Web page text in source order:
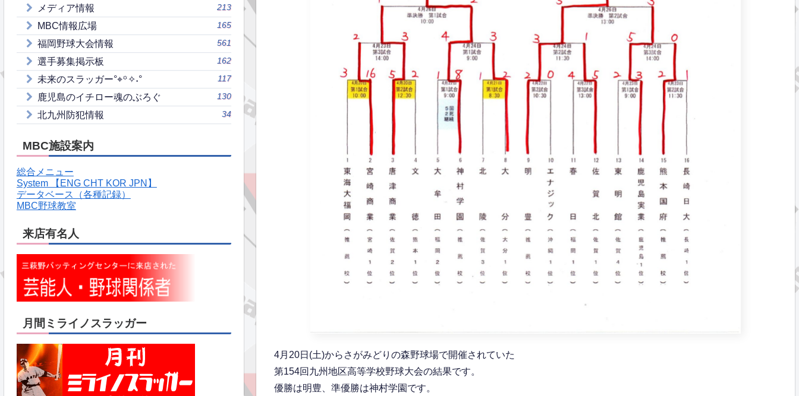
4月20日(土)からさがみどりの森野球場で開催されていた
第154回九州地区高等学校野球大会の結果です。
優勝は明豊、準優勝は神村学園です。
メディア情報 213
MBC情報広場 165
福岡野球大会情報 561
選手募集掲示板 162
未来のスラッガー°⌖꙳✧˖° 117
鹿児島のイチロー魂のぶろぐ 130
北九州防犯情報 34
MBC施設案内
総合メニュー
System 【ENG CHT KOR JPN】
データベース（各種記録）
MBC野球教室
来店有名人
月間ミライノスラッガー